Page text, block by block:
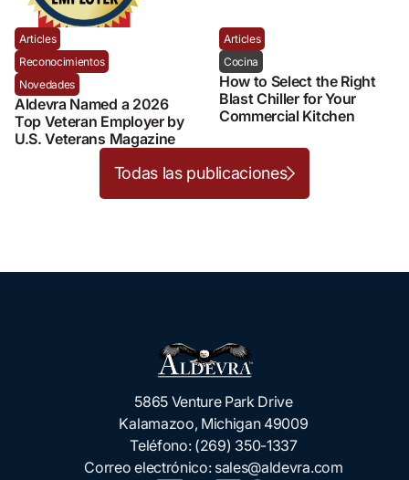
Articles
Reconocimientos
Novedades
Aldevra Named a 2026
Top Veteran Employer by
U.S. Veterans Magazine
Articles
Cocina
How to Select the Right
Blast Chiller for Your
Commercial Kitchen
Todas las publicaciones
5865 Venture Park Drive
Kalamazoo, Michigan 49009
Teléfono: (269) 350-1337
Correo electrónico: sales@aldevra.com